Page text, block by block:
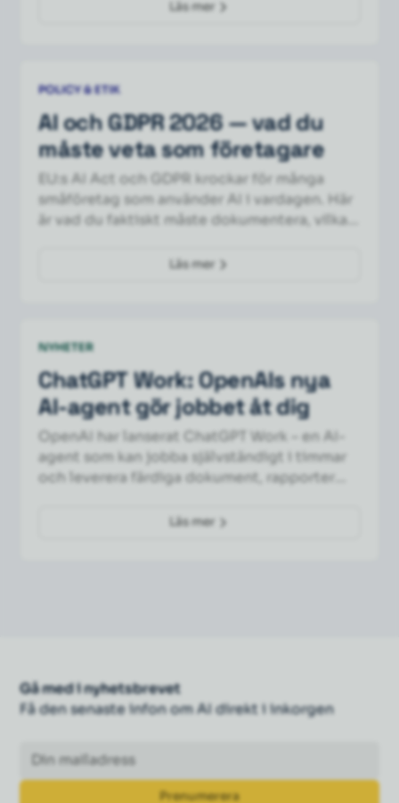
Läs mer
POLICY & ETIK
AI och GDPR 2026 — vad du
måste veta som företagare
EU:s AI Act och GDPR krockar för många
småföretag som använder AI i vardagen. Här
är vad du faktiskt måste dokumentera, vilka
fällorna att undvika.Läs mer
NYHETER
ChatGPT Work: OpenAIs nya
AI-agent gör jobbet åt dig
OpenAI har lanserat ChatGPT Work – en AI-
agent som kan jobba självständigt i timmar
och leverera färdiga dokument, rapporter
Läs mer
Gå med i nyhetsbrevet
Få den senaste infon om AI direkt i inkorgen